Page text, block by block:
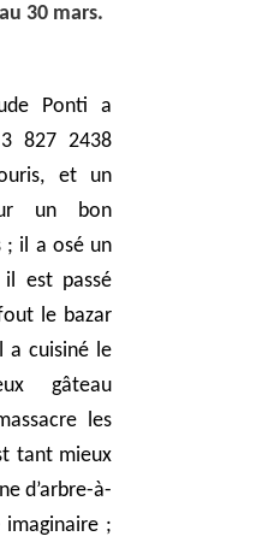
30 mars.
Ponti a
827 2438
et un
un bon
; il a osé un
est passé
le bazar
a cuisiné le
gâteau
les
tant mieux
d’arbre-à-
imaginaire ;